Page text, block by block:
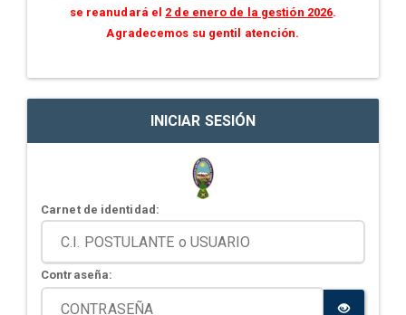
se reanudará el 2 de enero de la gestión 2026.
Agradecemos su gentil atención.
INICIAR SESIÓN
Carnet de identidad:
Contraseña: